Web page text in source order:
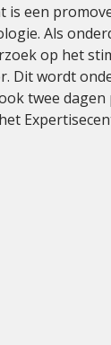
is een
Als
op het
Dit wordt
twee